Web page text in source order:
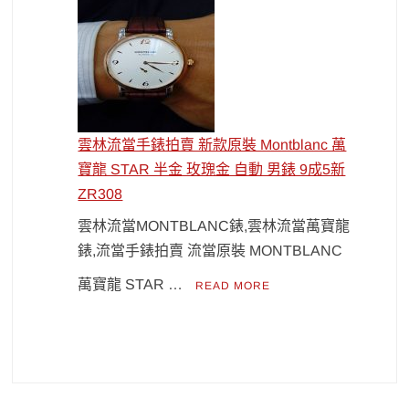
雲林流當手錶拍賣 新款原裝 Montblanc 萬
寶龍 STAR 半金 玫瑰金 自動 男錶 9成5新
ZR308
雲林流當MONTBLANC錶,雲林流當萬寶龍
錶,流當手錶拍賣 流當原裝 MONTBLANC
萬寶龍 STAR … READ MORE